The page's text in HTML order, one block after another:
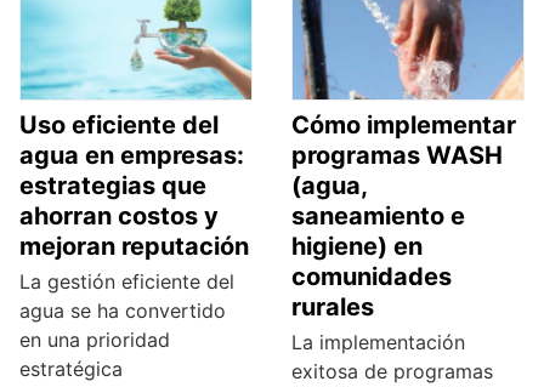
Uso eficiente del
agua en empresas:
estrategias que
ahorran costos y
mejoran reputación
La gestión eficiente del
agua se ha convertido
en una prioridad
estratégica
Cómo implementar
programas WASH
(agua,
saneamiento e
higiene) en
comunidades
rurales
La implementación
exitosa de programas